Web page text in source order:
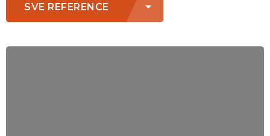
SVE REFERENCE